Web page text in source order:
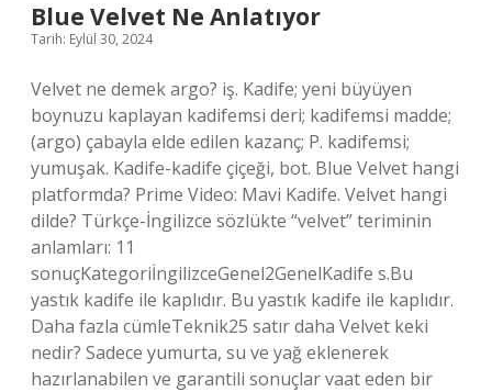
Blue Velvet Ne Anlatıyor
Tarih: Eylül 30, 2024
Velvet ne demek argo? iş. Kadife; yeni büyüyen
boynuzu kaplayan kadifemsi deri; kadifemsi madde;
(argo) çabayla elde edilen kazanç; P. kadifemsi;
yumuşak. Kadife-kadife çiçeği, bot. Blue Velvet hangi
platformda? Prime Video: Mavi Kadife. Velvet hangi
dilde? Türkçe-İngilizce sözlükte “velvet” teriminin
anlamları: 11
sonuçKategoriİngilizceGenel2GenelKadife s.Bu
yastık kadife ile kaplıdır. Bu yastık kadife ile kaplıdır.
Daha fazla cümleTeknik25 satır daha Velvet keki
nedir? Sadece yumurta, su ve yağ eklenerek
hazırlanabilen ve garantili sonuçlar vaat eden bir